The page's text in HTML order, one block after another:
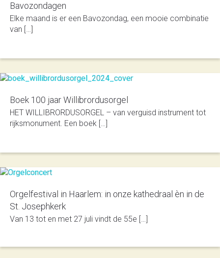
Bavozondagen
Elke maand is er een Bavozondag, een mooie combinatie
van […]
Boek 100 jaar Willibrordusorgel
HET WILLIBRORDUSORGEL – van verguisd instrument tot
rijksmonument. Een boek […]
Orgelfestival in Haarlem: in onze kathedraal èn in de
St. Josephkerk
Van 13 tot en met 27 juli vindt de 55e […]